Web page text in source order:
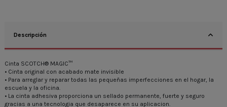
Descripción
Cinta SCOTCH® MAGIC™
• Cinta original con acabado mate invisible
• Para arreglar y reparar todas las pequeñas imperfecciones en el hogar, la
escuela y la oficina.
• La cinta adhesiva proporciona un sellado permanente, fuerte y seguro
gracias a una tecnologia que desaparece en su aplicacion.